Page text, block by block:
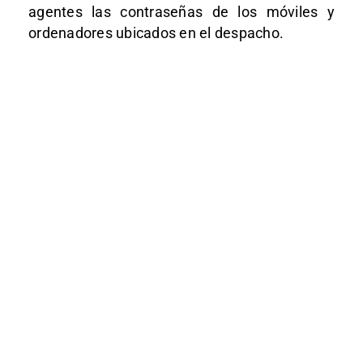
agentes las contraseñas de los móviles y
ordenadores ubicados en el despacho.